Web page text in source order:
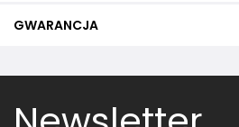
GWARANCJA